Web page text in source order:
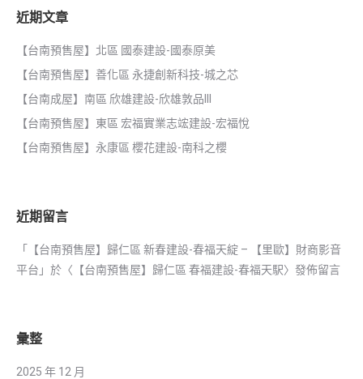
近期文章
【台南預售屋】北區 國泰建設-國泰原美
【台南預售屋】善化區 永捷創新科技-城之芯
【台南成屋】南區 欣雄建設-欣雄敦品III
【台南預售屋】東區 宏福實業志竤建設-宏福悅
【台南預售屋】永康區 櫻花建設-南科之櫻
近期留言
「
【台南預售屋】歸仁區 新春建設-春福天綻 – 【里歐】財商影音
平台 」於〈 【台南預售屋】歸仁區 春福建設-春福天駅〉發佈留言
彙整
2025 年 12 月